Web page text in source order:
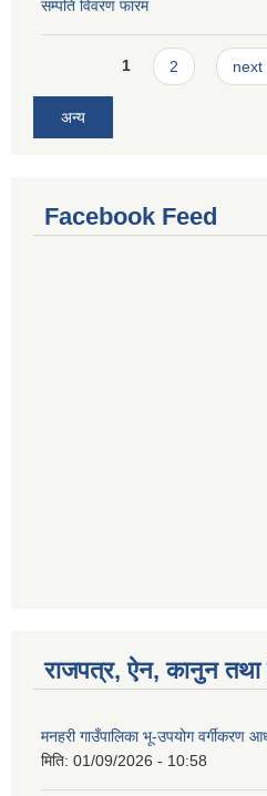
सम्पति विवरण फारम
Pages1 2 next
अन्य
Facebook Feed
राजपत्र, ऐन, कानुन तथा
मनहरी गाउँपालिका भू-उपयोग वर्गीकरण
मिति: 01/09/2026 - 10:58